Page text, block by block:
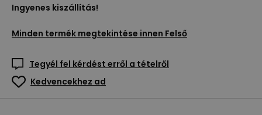
Ingyenes kiszállítás!
Minden termék megtekintése innen Felső
Tegyél fel kérdést erről a tételről
Kedvencekhez ad